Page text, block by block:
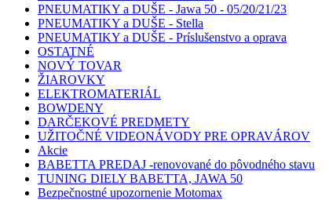
PNEUMATIKY a DUŠE - Jawa 50 - 05/20/21/23
PNEUMATIKY a DUŠE - Stella
PNEUMATIKY a DUŠE - Príslušenstvo a oprava
OSTATNÉ
NOVÝ TOVAR
ŽIAROVKY
ELEKTROMATERIÁL
BOWDENY
DARČEKOVÉ PREDMETY
UŽITOČNÉ VIDEONÁVODY PRE OPRAVÁROV
Akcie
BABETTA PREDAJ -renovované do pôvodného stavu
TUNING DIELY BABETTA, JAWA 50
Bezpečnostné upozornenie Motomax